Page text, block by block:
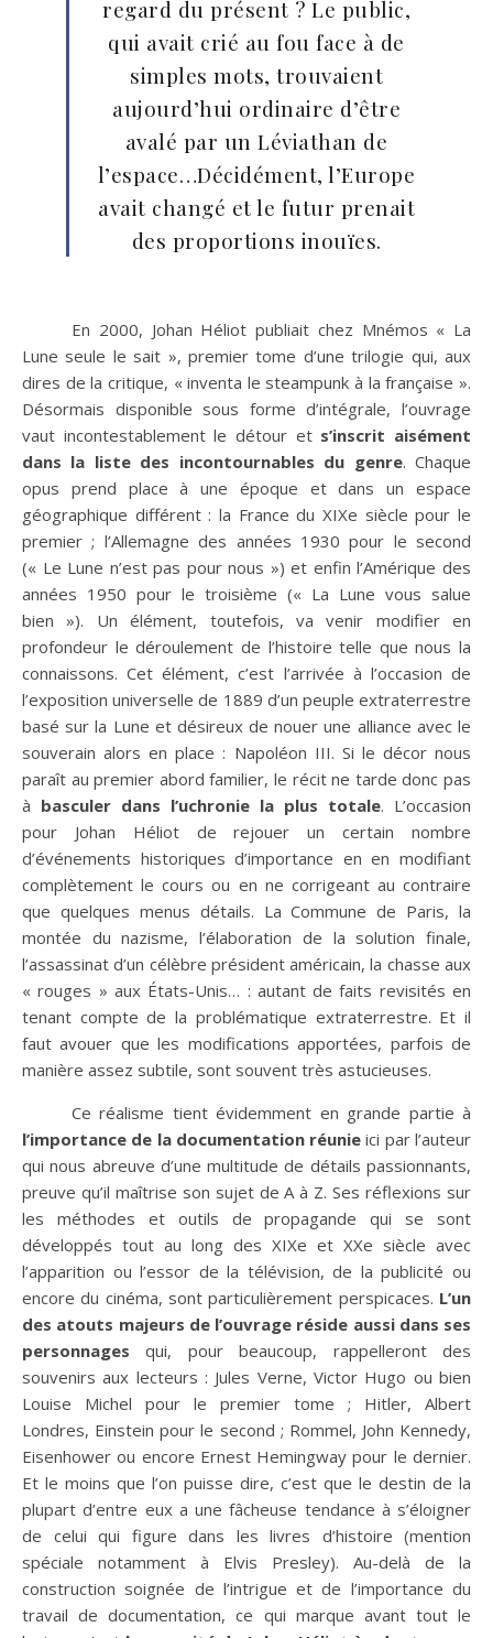
regard du présent ? Le public,
qui avait crié au fou face à de
simples mots, trouvaient
aujourd’hui ordinaire d’être
avalé par un Léviathan de
l’espace…Décidément, l’Europe
avait changé et le futur prenait
des proportions inouïes.
En 2000, Johan Héliot publiait chez Mnémos « La
Lune seule le sait », premier tome d’une trilogie qui, aux
dires de la critique, « inventa le steampunk à la française ».
Désormais disponible sous forme d’intégrale, l’ouvrage
vaut incontestablement le détour et s’inscrit aisément
dans la liste des incontournables du genre. Chaque
opus prend place à une époque et dans un espace
géographique différent : la France du XIXe siècle pour le
premier ; l’Allemagne des années 1930 pour le second
(« Le Lune n’est pas pour nous ») et enfin l’Amérique des
années 1950 pour le troisième (« La Lune vous salue
bien »). Un élément, toutefois, va venir modifier en
profondeur le déroulement de l’histoire telle que nous la
connaissons. Cet élément, c’est l’arrivée à l’occasion de
l’exposition universelle de 1889 d’un peuple extraterrestre
basé sur la Lune et désireux de nouer une alliance avec le
souverain alors en place : Napoléon III. Si le décor nous
paraît au premier abord familier, le récit ne tarde donc pas
à basculer dans l’uchronie la plus totale. L’occasion
pour Johan Héliot de rejouer un certain nombre
d’événements historiques d’importance en en modifiant
complètement le cours ou en ne corrigeant au contraire
que quelques menus détails. La Commune de Paris, la
montée du nazisme, l’élaboration de la solution finale,
l’assassinat d’un célèbre président américain, la chasse aux
« rouges » aux États-Unis… : autant de faits revisités en
tenant compte de la problématique extraterrestre. Et il
faut avouer que les modifications apportées, parfois de
manière assez subtile, sont souvent très astucieuses.
Ce réalisme tient évidemment en grande partie à
l’importance de la documentation réunie ici par l’auteur
qui nous abreuve d’une multitude de détails passionnants,
preuve qu’il maîtrise son sujet de A à Z. Ses réflexions sur
les méthodes et outils de propagande qui se sont
développés tout au long des XIXe et XXe siècle avec
l’apparition ou l’essor de la télévision, de la publicité ou
encore du cinéma, sont particulièrement perspicaces. L’un
des atouts majeurs de l’ouvrage réside aussi dans ses
personnages qui, pour beaucoup, rappelleront des
souvenirs aux lecteurs : Jules Verne, Victor Hugo ou bien
Louise Michel pour le premier tome ; Hitler, Albert
Londres, Einstein pour le second ; Rommel, John Kennedy,
Eisenhower ou encore Ernest Hemingway pour le dernier.
Et le moins que l’on puisse dire, c’est que le destin de la
plupart d’entre eux a une fâcheuse tendance à s’éloigner
de celui qui figure dans les livres d’histoire (mention
spéciale notamment à Elvis Presley). Au-delà de la
construction soignée de l’intrigue et de l’importance du
travail de documentation, ce qui marque avant tout le